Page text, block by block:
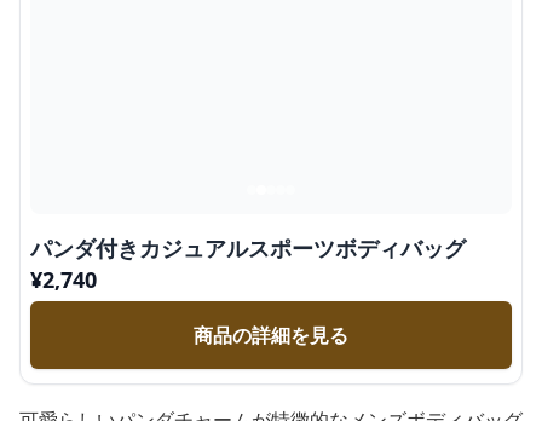
パンダ付きカジュアルスポーツボディバッグ
¥2,740
商品の詳細を見る